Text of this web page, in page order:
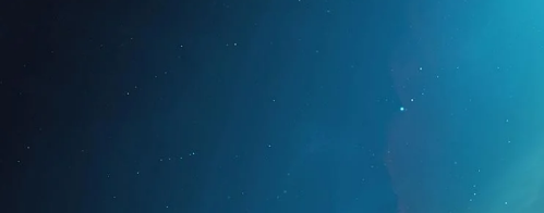
Para profissionais